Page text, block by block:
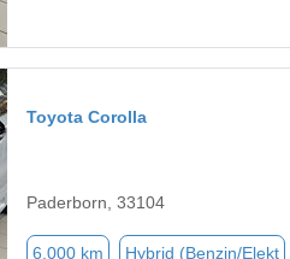
Toyota Corolla
Paderborn, 33104
6.000 km Hybrid (Benzin/Elekt